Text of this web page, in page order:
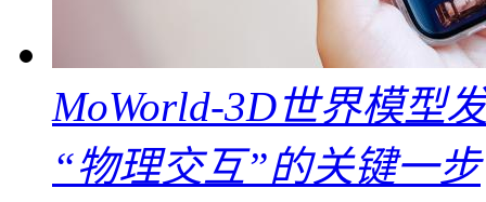
MoWorld-3D世界模型
“物理交互”的关键一步